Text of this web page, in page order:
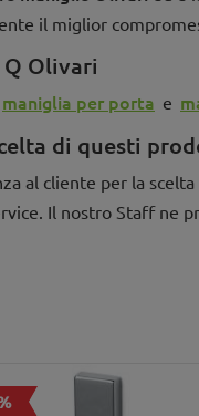
il miglior
Q Olivari
maniglia per porta e
di questi
al cliente per la scelta
Il nostro Staff ne